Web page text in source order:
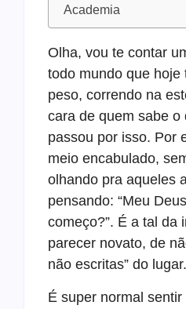
Academia
Olha, vou te contar
todo mundo que hoje
peso, correndo na
cara de quem sabe o
passou por isso. Por
meio encabulado,
olhando pra aqueles
pensando: “Meu
começo?”. É a tal da
parecer novato, de
não escritas” do lugar.
É super normal sentir